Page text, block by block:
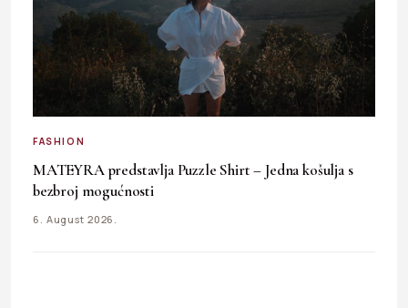
FASHION
MATEYRA predstavlja Puzzle Shirt – Jedna košulja s
bezbroj mogućnosti
6. August 2026.